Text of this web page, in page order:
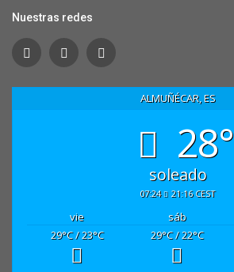
Nuestras redes
ALMUÑÉCAR, ES
28°
soleado
07:24 21:16 CEST
vie sáb
29°C/ 23°C 29°C/ 22°C